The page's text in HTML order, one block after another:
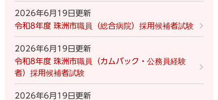
2026年6月19日更新
令和8年度 珠洲市職員（総合病院）採用候補者試験
2026年6月19日更新
令和8年度 珠洲市職員（カムバック・公務員経験
者）採用候補者試験
2026年6月19日更新